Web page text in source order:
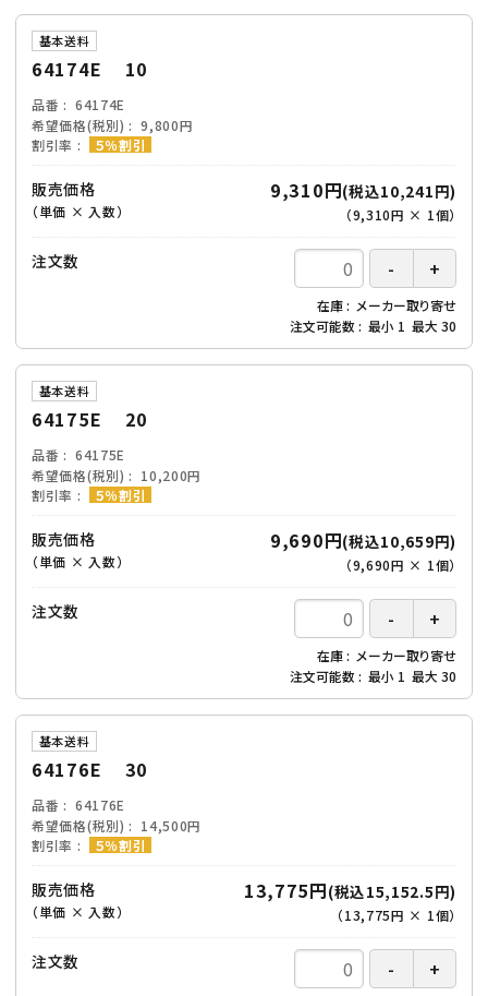
基本送料
64174E 10
品番
64174E
希望価格(税別)
9,800円
割引率
５％割引
販売価格
（単価 × 入数）
9,310円(税込10,241円)
（9,310円 × 1個）
注文数
在庫
メーカー取り寄せ
注文可能数
最小 1 最大 30
基本送料
64175E 20
品番
64175E
希望価格(税別)
10,200円
割引率
５％割引
販売価格
（単価 × 入数）
9,690円(税込10,659円)
（9,690円 × 1個）
注文数
在庫
メーカー取り寄せ
注文可能数
最小 1 最大 30
基本送料
64176E 30
品番
64176E
希望価格(税別)
14,500円
割引率
５％割引
販売価格
（単価 × 入数）
13,775円(税込15,152.5円)
（13,775円 × 1個）
注文数